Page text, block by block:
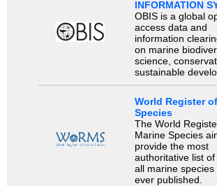
INFORMATION
OBIS is a global
access data and
information
on marine
science,
sustainable
World Register
Species
The World
Marine Species
provide the most
authoritative list
all marine species
ever published.